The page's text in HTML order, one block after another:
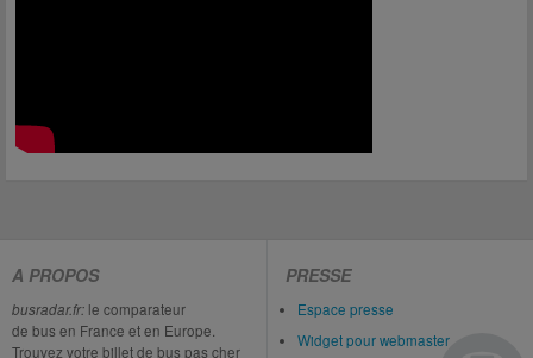
A PROPOS
busradar.fr: le comparateur
de bus en France et en Europe.
Trouvez votre billet de bus pas cher
PRESSE
Espace presse
Widget pour webmaster